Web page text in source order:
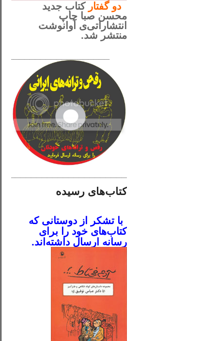
دوگفتار کتاب جدید
محسن صبا چاپ
انتشاراتی‌ی آوانوشت
منتشر شد.
کتاب‌های رسیده
با تشکر از دوستانی که
کتاب‌های خود را برای
رسانه ارسال داشته‌اند.